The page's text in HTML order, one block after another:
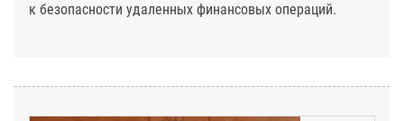
к безопасности удаленных финансовых операций.